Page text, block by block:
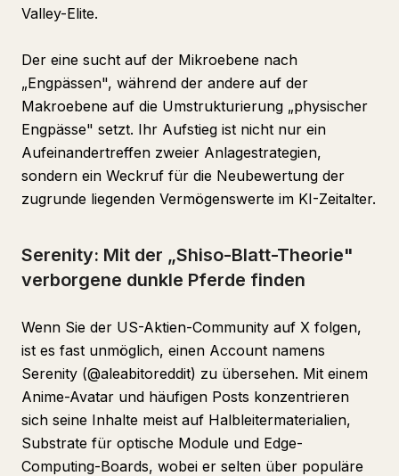
Valley-Elite.
Der eine sucht auf der Mikroebene nach
„Engpässen", während der andere auf der
Makroebene auf die Umstrukturierung „physischer
Engpässe" setzt. Ihr Aufstieg ist nicht nur ein
Aufeinandertreffen zweier Anlagestrategien,
sondern ein Weckruf für die Neubewertung der
zugrunde liegenden Vermögenswerte im KI-Zeitalter.
Serenity: Mit der „Shiso-Blatt-Theorie"
verborgene dunkle Pferde finden
Wenn Sie der US-Aktien-Community auf X folgen,
ist es fast unmöglich, einen Account namens
Serenity (@aleabitoreddit) zu übersehen. Mit einem
Anime-Avatar und häufigen Posts konzentrieren
sich seine Inhalte meist auf Halbleitermaterialien,
Substrate für optische Module und Edge-
Computing-Boards, wobei er selten über populäre